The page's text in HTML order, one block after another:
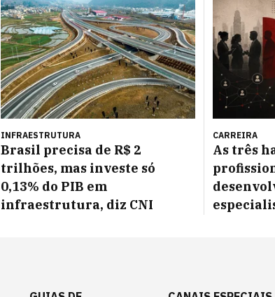
INFRAESTRUTURA
Brasil precisa de R$ 2
trilhões, mas investe só
0,13% do PIB em
infraestrutura, diz CNI
CARREIRA
As três